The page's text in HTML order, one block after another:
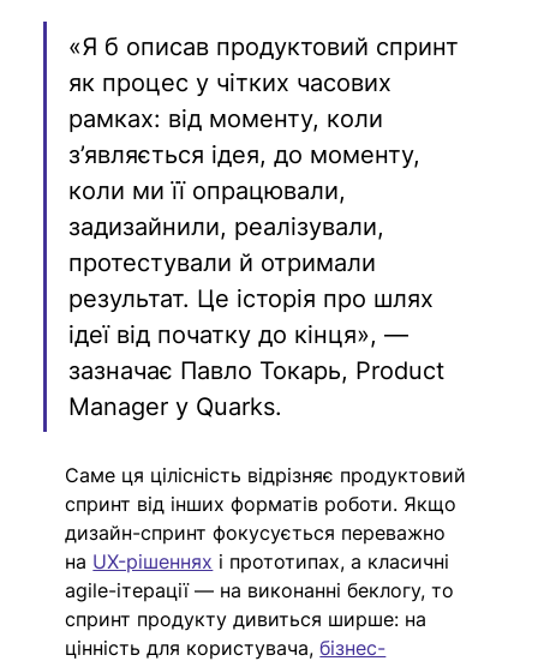
«Я б описав продуктовий спринт
як процес у чітких часових
рамках: від моменту, коли
з’являється ідея, до моменту,
коли ми її опрацювали,
задизайнили, реалізували,
протестували й отримали
результат. Це історія про шлях
ідеї від початку до кінця», —
зазначає Павло Токарь, Product
Manager у Quarks.
Саме ця цілісність відрізняє продуктовий
спринт від інших форматів роботи. Якщо
дизайн-спринт фокусується переважно
на UX-рішеннях і прототипах, а класичні
agile-ітерації — на виконанні беклогу, то
спринт продукту дивиться ширше: на
цінність для користувача, бізнес-